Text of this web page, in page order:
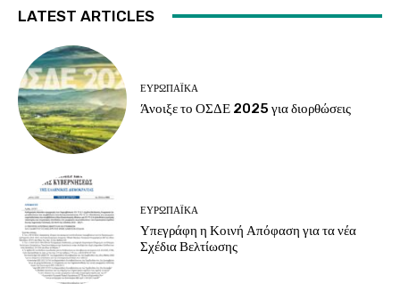
LATEST ARTICLES
ΕΥΡΩΠΑΪΚΆ
Άνοιξε το ΟΣΔΕ 2025 για διορθώσεις
ΕΥΡΩΠΑΪΚΆ
Υπεγράφη η Κοινή Απόφαση για τα νέα
Σχέδια Βελτίωσης